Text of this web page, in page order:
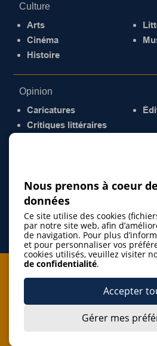
Culture
Arts
Cinéma
Histoire
Opinion
Caricatures
Critiques littéraires
Je m'abonne à
J’accepte de m’abonner à l’infolettre de
Nous prenons à coeur
données
Ce site utilise des cookies
par notre site web, afin
de navigation. Pour plus
et pour personnaliser vos
cookies utilisés, veuillez visiter
de confidentialité.
Accepter
Gérer mes